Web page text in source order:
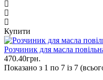
Купити
Розчиник для масла
470.40грн.
Показано з 1 по 7 із 7